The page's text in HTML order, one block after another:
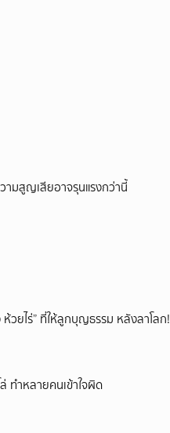
ามสูญเสียอาจรุนแรงกว่านี้
ยไร่” ที่ให้ลูกบุญธรรม หลังลาโลก!
ทำหลายคนเข้าใจผิด